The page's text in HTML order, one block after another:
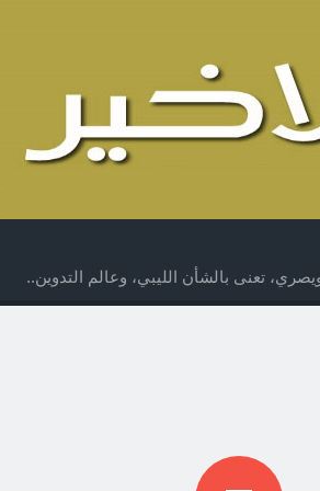
تعنى بالشأن الليبي، وعالم التدوين..